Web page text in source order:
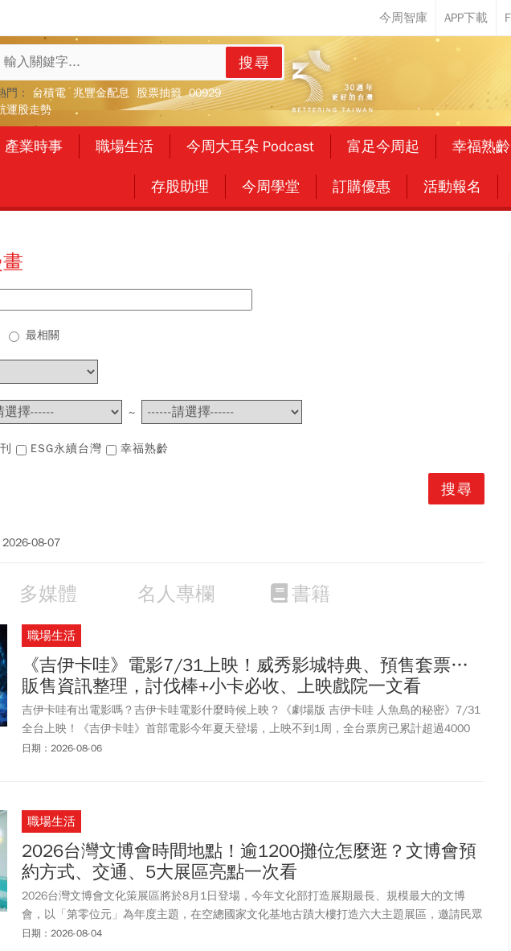
搜尋
門： 台積電 兆豐金配息 股票抽籤 00929
運股走勢
產業時事 職場生活 今周大耳朵 Podcast 富足今周起 幸福熟齡
存股助理 今周學堂 訂購優惠 活動報名
最相關
~
ESG永續台灣 幸福熟齡
2026-08-07
多媒體 名人專欄 書籍
職場生活
《吉伊卡哇》電影7/31上映！威秀影城特典、預售套票…
販售資訊整理，討伐棒+小卡必收、上映戲院一文看
吉伊卡哇有出電影嗎？吉伊卡哇電影什麼時候上映？《劇場版 吉伊卡哇 人魚島的秘密》7/31
全台上映！《吉伊卡哇》首部電影今年夏天登場，上映不到1周，全台票房已累計超過4000
萬，首周特典祭出與日本同款公仔吊飾，第二周特點祭出前導視覺海報，喜歡的粉絲千萬別錯
日期：2026-08-06
職場生活
2026台灣文博會時間地點！逾1200攤位怎麼逛？文博會預
約方式、交通、5大展區亮點一次看
2026台灣文博會文化策展區將於8月1日登場，今年文化部打造展期最長、規模最大的文博
會，以「第零位元」為年度主題，在空總國家文化基地古蹟大樓打造六大主題展區，邀請民眾
一同來觀賞。而每年總是吸引大批民眾前往的品牌商展區將於8月6日至8月12日在台北南港展
日期：2026-08-04